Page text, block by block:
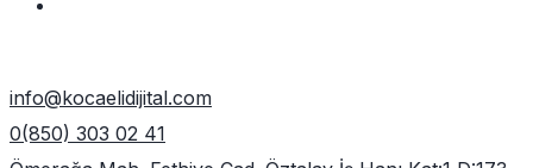
info@kocaelidijital.com
0(850) 303 02 41